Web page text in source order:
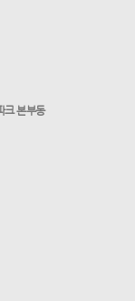
크 본부동